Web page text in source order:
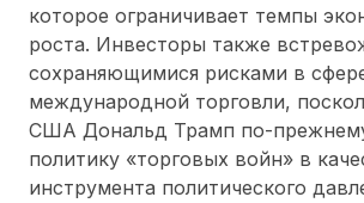
которое ограничивает темпы
роста. Инвесторы также
сохраняющимися рисками в
международной торговли,
США Дональд Трамп по-
политику «торговых войн» в
инструмента политического